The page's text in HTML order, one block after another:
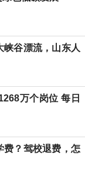
峡谷漂流，山东人
万个岗位 每日
费？驾校退费，怎